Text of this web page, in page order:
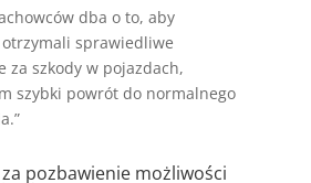
dba o to, aby
sprawiedliwe
za szkody w pojazdach,
szybki powrót do normalnego
pozbawienie możliwości